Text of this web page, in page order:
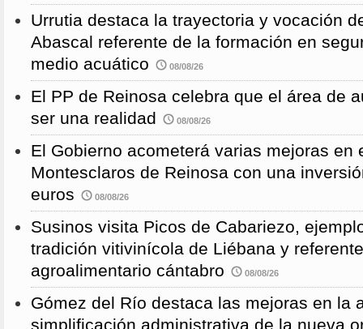
Urrutia destaca la trayectoria y vocación
Abascal referente de la formación en
medio acuático
08/08/26
El PP de Reinosa celebra que el área de
ser una realidad
08/08/26
El Gobierno acometerá varias mejoras en
Montesclaros de Reinosa con una
euros
08/08/26
Susinos visita Picos de Cabariezo,
tradición vitivinícola de Liébana y
agroalimentario cántabro
08/08/26
Gómez del Río destaca las mejoras en la